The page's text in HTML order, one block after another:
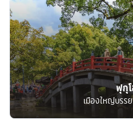
ฟุกุ
เมืองใหญ่บรร